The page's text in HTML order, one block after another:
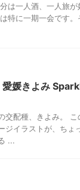
は一人酒、一人旅
特に一期一会です
愛媛きよみ
交配種、きよみ。
ジイラストが、ち
...